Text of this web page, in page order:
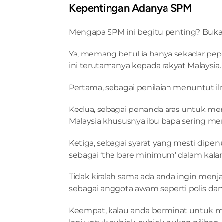
Kepentingan Adanya SPM
Mengapa SPM ini begitu penting?
Ya, memang betul ia hanya sekadar
ini terutamanya kepada rakyat Malaysia.
Pertama, sebagai penilaian menuntut
Kedua, sebagai penanda aras untuk
Malaysia khususnya ibu bapa sering
Ketiga, sebagai syarat yang mesti
sebagai ‘the bare minimum’ dalam
Tidak kiralah sama ada anda ingin
sebagai anggota awam seperti polis
Keempat, kalau anda berminat untuk